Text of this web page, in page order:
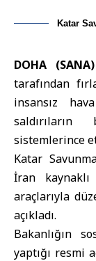
Katar
DOHA
tarafından
insansız
sistemlerince
Katar
İran
araçlarıyla
açıkladı.
Bakanlığın
yaptığı resmi